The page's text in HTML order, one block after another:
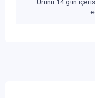
Ürünü 14 gün